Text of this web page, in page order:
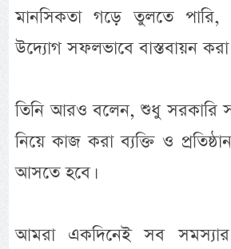
মানসিকতা গড়ে তুলতে পারি,
উদ্যোগ সফলভাবে বাস্তবায়ন করা
তিনি আরও বলেন, শুধু সরকারি
নিয়ে কাজ করা ব্যক্তি ও
আসতে হবে।
আমরা একদিনেই সব